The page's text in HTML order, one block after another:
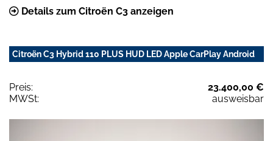
Details zum Citroën C3 anzeigen
Citroën C3 Hybrid 110 PLUS HUD LED Apple CarPlay Android
Preis:
23.400,00 €
MWSt:
ausweisbar